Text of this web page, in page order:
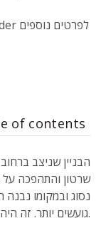
of contents
שרטון והתהפכה
נסוג ובמקומו
גועשים יותר. זה היה סוד קסמה.